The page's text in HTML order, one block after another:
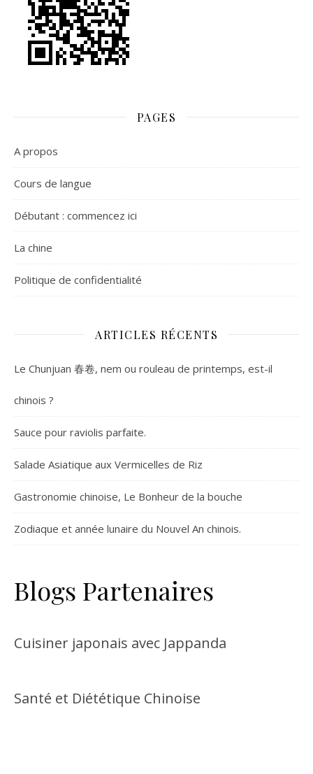
PAGES
A propos
Cours de langue
Débutant : commencez ici
La chine
Politique de confidentialité
ARTICLES RÉCENTS
Le Chunjuan 春卷, nem ou rouleau de printemps, est-il
chinois ?
Sauce pour raviolis parfaite.
Salade Asiatique aux Vermicelles de Riz
Gastronomie chinoise, Le Bonheur de la bouche
Zodiaque et année lunaire du Nouvel An chinois.
Blogs Partenaires
Cuisiner japonais avec Jappanda
Santé et Diététique Chinoise